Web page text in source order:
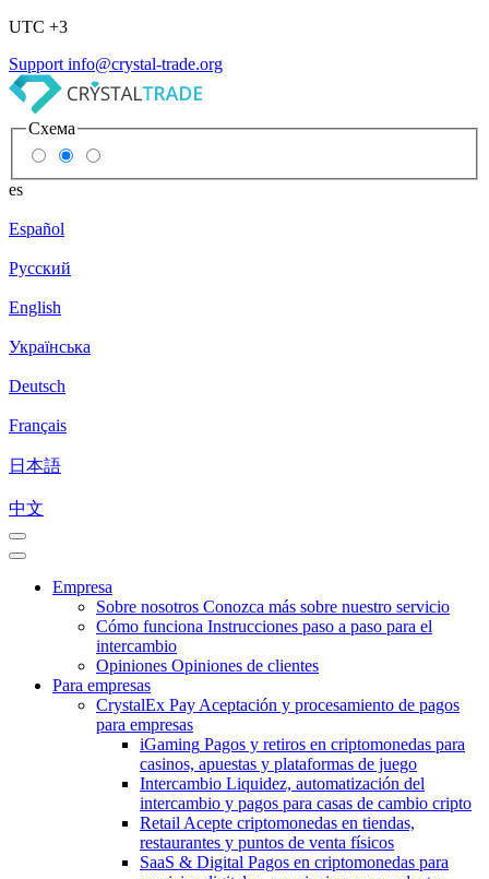
UTC +3
Support info@crystal-trade.org
Схема
es
Español
Русский
English
Українська
Deutsch
Français
日本語
中文
Empresa
Sobre nosotros Conozca más sobre nuestro servicio
Cómo funciona Instrucciones paso a paso para el
intercambio
Opiniones Opiniones de clientes
Para empresas
CrystalEx Pay Aceptación y procesamiento de pagos
para empresas
iGaming Pagos y retiros en criptomonedas para
casinos, apuestas y plataformas de juego
Intercambio Liquidez, automatización del
intercambio y pagos para casas de cambio cripto
Retail Acepte criptomonedas en tiendas,
restaurantes y puntos de venta físicos
SaaS & Digital Pagos en criptomonedas para